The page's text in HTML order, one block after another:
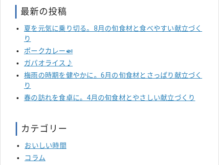
最新の投稿
夏を元気に乗り切る。8月の旬食材と食べやすい献立づく
り
ポークカレー🍛
ガパオライス♪
梅雨の時期を健やかに。6月の旬食材とさっぱり献立づく
り
春の訪れを食卓に。4月の旬食材とやさしい献立づくり
カテゴリー
おいしい時間
コラム